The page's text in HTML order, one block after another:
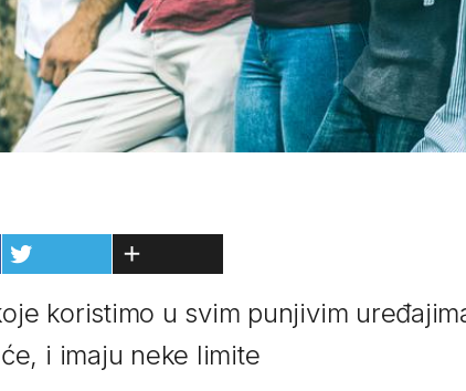
koristimo u svim punjivim
i imaju neke limite